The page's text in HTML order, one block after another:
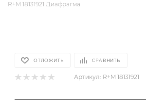
R+M 18131921 Диафрагма
ОТЛОЖИТЬ СРАВНИТЬ
Артикул: R+M 18131921